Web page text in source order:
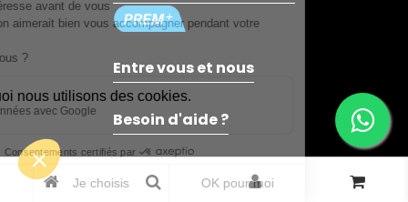
Entre vous et nous
Besoin d'aide ?
© 2026 - Fourniresto